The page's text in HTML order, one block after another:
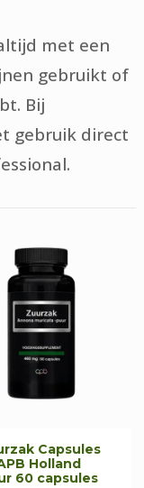
met een
gebruikt of
Bij
gebruik direct
Capsules
Holland
60 capsules